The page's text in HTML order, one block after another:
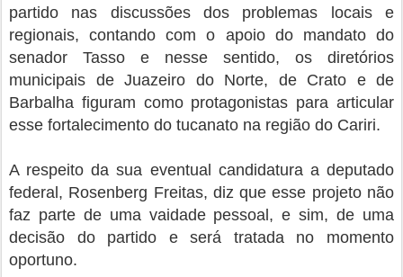
partido nas discussões dos problemas locais e
regionais, contando com o apoio do mandato do
senador Tasso e nesse sentido, os diretórios
municipais de Juazeiro do Norte, de Crato e de
Barbalha figuram como protagonistas para articular
esse fortalecimento do tucanato na região do Cariri.
A respeito da sua eventual candidatura a deputado
federal, Rosenberg Freitas, diz que esse projeto não
faz parte de uma vaidade pessoal, e sim, de uma
decisão do partido e será tratada no momento
oportuno.